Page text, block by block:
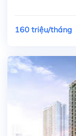
160 triệu/tháng